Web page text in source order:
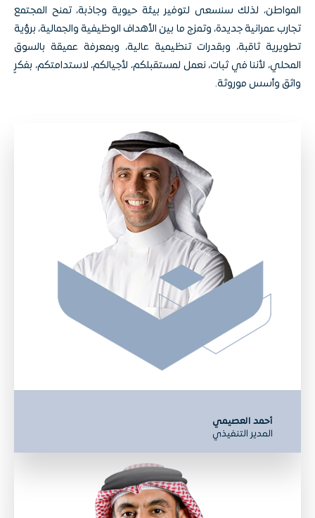
المواطن، لذلك سنسعى لتوفير بيئة حيوية وجاذبة، تمنح المجتمع
تجارب عمرانية جديدة، وتمزج ما بين الأهداف الوظيفية والجمالية، برؤية
تطويرية ثاقبة، وبقدرات تنظيمية عالية، وبمعرفة عميقة بالسوق
المحلي، لأننا في ثبات، نعمل لمستقبلكم، لأجيالكم، لاستدامتكم، بفكرٍ
واثق وأسس موروثة.
أحمد العصيمي
المدير التنفيذي